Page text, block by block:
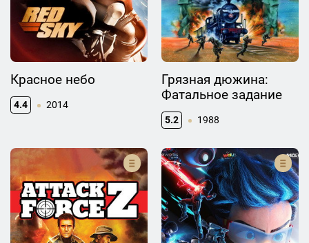
Красное небо
4.4 2014
Грязная дюжина:
Фатальное задание
5.2 1988